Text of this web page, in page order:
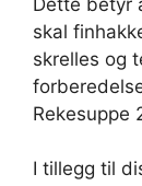
skal
skrelles og
Rekesuppe
I tillegg til